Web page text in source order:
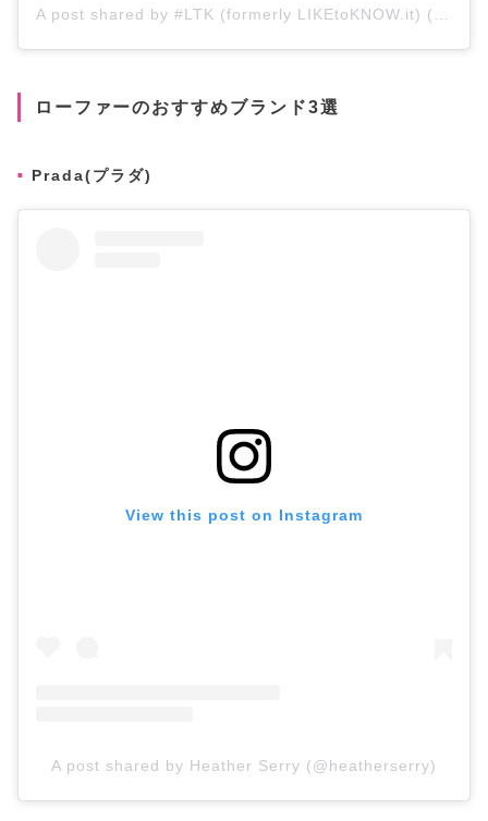
ローファーのおすすめブランド3選
Prada(プラダ)
View this post on Instagram
A post shared by Heather Serry (@heatherserry)